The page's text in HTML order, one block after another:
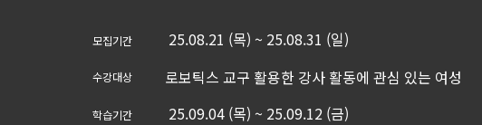
모집기간 25.08.21 (목) ~ 25.08.31 (일)
수강대상 로보틱스 교구 활용한 강사 활동에 관심 있는 여성
학습기간 25.09.04 (목) ~ 25.09.12 (금)